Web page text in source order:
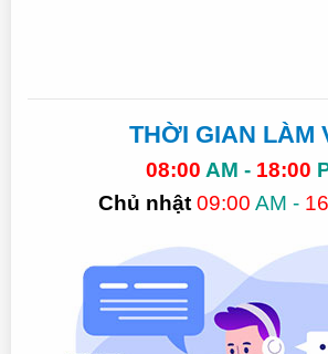
THỜI GIAN LÀM
08:00 AM - 18:00
Chủ nhật 09:00 AM -